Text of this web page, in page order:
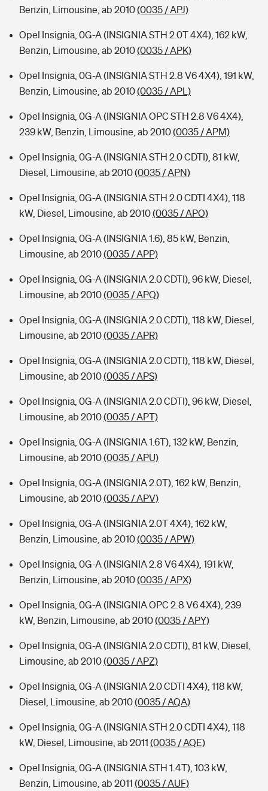
Benzin, Limousine, ab 2010(0035 / APJ)
Opel Insignia, 0G-A (INSIGNIA STH 2.0T 4X4), 162 kW,
Benzin, Limousine, ab 2010(0035 / APK)
Opel Insignia, 0G-A (INSIGNIA STH 2.8 V6 4X4), 191 kW,
Benzin, Limousine, ab 2010(0035 / APL)
Opel Insignia, 0G-A (INSIGNIA OPC STH 2.8 V6 4X4),
239 kW, Benzin, Limousine, ab 2010(0035 / APM)
Opel Insignia, 0G-A (INSIGNIA STH 2.0 CDTI), 81 kW,
Diesel, Limousine, ab 2010(0035 / APN)
Opel Insignia, 0G-A (INSIGNIA STH 2.0 CDTI 4X4), 118
kW, Diesel, Limousine, ab 2010(0035 / APO)
Opel Insignia, 0G-A (INSIGNIA 1.6), 85 kW, Benzin,
Limousine, ab 2010(0035 / APP)
Opel Insignia, 0G-A (INSIGNIA 2.0 CDTI), 96 kW, Diesel,
Limousine, ab 2010(0035 / APQ)
Opel Insignia, 0G-A (INSIGNIA 2.0 CDTI), 118 kW, Diesel,
Limousine, ab 2010(0035 / APR)
Opel Insignia, 0G-A (INSIGNIA 2.0 CDTI), 118 kW, Diesel,
Limousine, ab 2010(0035 / APS)
Opel Insignia, 0G-A (INSIGNIA 2.0 CDTI), 96 kW, Diesel,
Limousine, ab 2010(0035 / APT)
Opel Insignia, 0G-A (INSIGNIA 1.6T), 132 kW, Benzin,
Limousine, ab 2010(0035 / APU)
Opel Insignia, 0G-A (INSIGNIA 2.0T), 162 kW, Benzin,
Limousine, ab 2010(0035 / APV)
Opel Insignia, 0G-A (INSIGNIA 2.0T 4X4), 162 kW,
Benzin, Limousine, ab 2010(0035 / APW)
Opel Insignia, 0G-A (INSIGNIA 2.8 V6 4X4), 191 kW,
Benzin, Limousine, ab 2010(0035 / APX)
Opel Insignia, 0G-A (INSIGNIA OPC 2.8 V6 4X4), 239
kW, Benzin, Limousine, ab 2010(0035 / APY)
Opel Insignia, 0G-A (INSIGNIA 2.0 CDTI), 81 kW, Diesel,
Limousine, ab 2010(0035 / APZ)
Opel Insignia, 0G-A (INSIGNIA 2.0 CDTI 4X4), 118 kW,
Diesel, Limousine, ab 2010(0035 / AQA)
Opel Insignia, 0G-A (INSIGNIA STH 2.0 CDTI 4X4), 118
kW, Diesel, Limousine, ab 2011 (0035 / AQE)
Opel Insignia, 0G-A (INSIGNIA STH 1.4T), 103 kW,
Benzin, Limousine, ab 2011 (0035 / AUF)